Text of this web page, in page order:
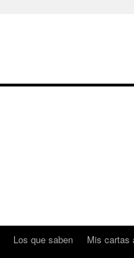
Los que saben
Mis cartas